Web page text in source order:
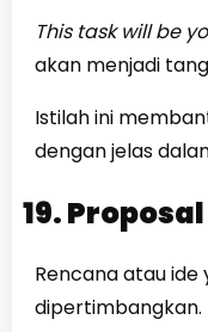
This task will be
akan menjadi
Istilah ini
dengan jelas
19. Proposal
Rencana atau ide
dipertimbangkan.